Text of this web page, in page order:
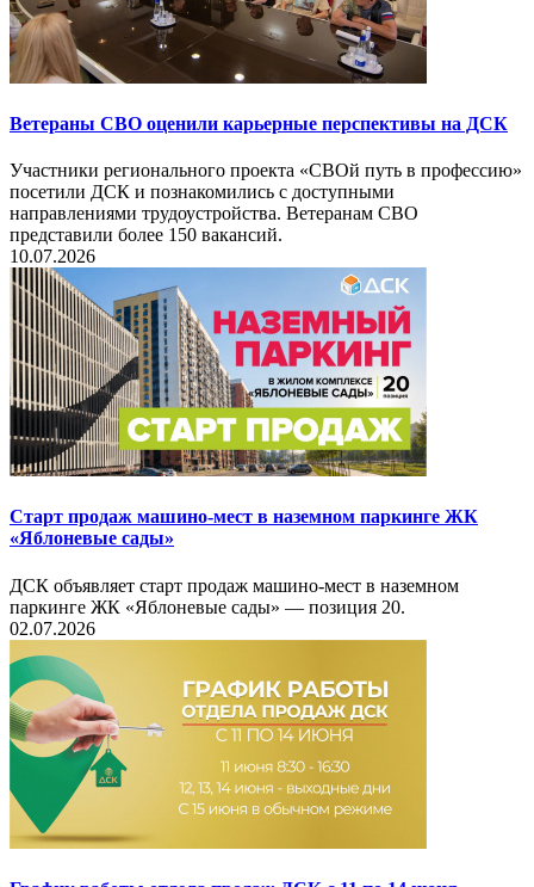
Ветераны СВО оценили карьерные перспективы на ДСК
Участники регионального проекта «СВОй путь в профессию»
посетили ДСК и познакомились с доступными
направлениями трудоустройства. Ветеранам СВО
представили более 150 вакансий.
10.07.2026
Старт продаж машино-мест в наземном паркинге ЖК
«Яблоневые сады»
ДСК объявляет старт продаж машино-мест в наземном
паркинге ЖК «Яблоневые сады» — позиция 20.
02.07.2026